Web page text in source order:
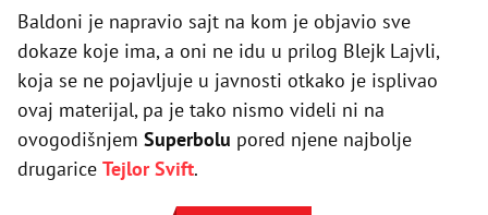
Baldoni je napravio sajt na kom je objavio sve
dokaze koje ima, a oni ne idu u prilog Blejk Lajvli,
koja se ne pojavljuje u javnosti otkako je isplivao
ovaj materijal, pa je tako nismo videli ni na
ovogodišnjem Superbolu pored njene najbolje
drugarice Tejlor Svift.